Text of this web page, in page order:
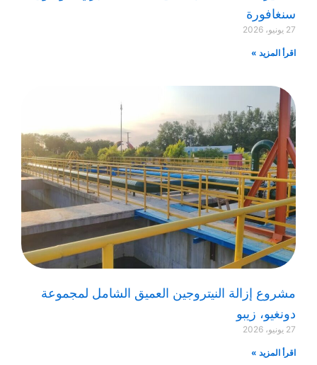
سنغافورة
27 يونيو، 2026
اقرأ المزيد »
مشروع إزالة النيتروجين العميق الشامل لمجموعة
دونغيو، زيبو
27 يونيو، 2026
اقرأ المزيد »